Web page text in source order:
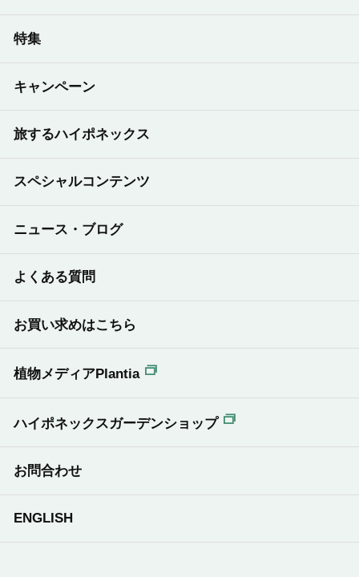
特集
キャンペーン
旅するハイポネックス
スペシャルコンテンツ
ニュース・ブログ
よくある質問
お買い求めはこちら
植物メディアPlantia
ハイポネックスガーデンショップ
お問合わせ
ENGLISH